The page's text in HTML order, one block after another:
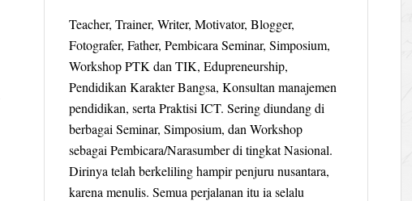
Teacher, Trainer, Writer, Motivator, Blogger,
Fotografer, Father, Pembicara Seminar, Simposium,
Workshop PTK dan TIK, Edupreneurship,
Pendidikan Karakter Bangsa, Konsultan manajemen
pendidikan, serta Praktisi ICT. Sering diundang di
berbagai Seminar, Simposium, dan Workshop
sebagai Pembicara/Narasumber di tingkat Nasional.
Dirinya telah berkeliling hampir penjuru nusantara,
karena menulis. Semua perjalanan itu ia selalu